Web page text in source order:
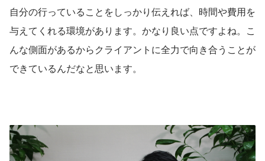
自分の行っていることをしっかり伝えれば、時間や費用を
与えてくれる環境があります。かなり良い点ですよね。こ
んな側面があるからクライアントに全力で向き合うことが
できているんだなと思います。